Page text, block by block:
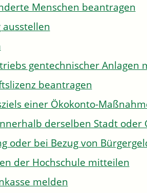
Menschen beantragen
gentechnischer Anlagen
beantragen
einer Ökokonto-
derselben Stadt oder
oder bei Bezug von
der Hochschule mitteilen
melden